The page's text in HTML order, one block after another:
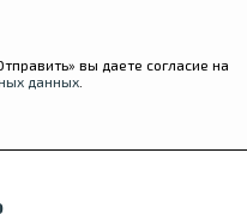
вы даете согласие на
данных